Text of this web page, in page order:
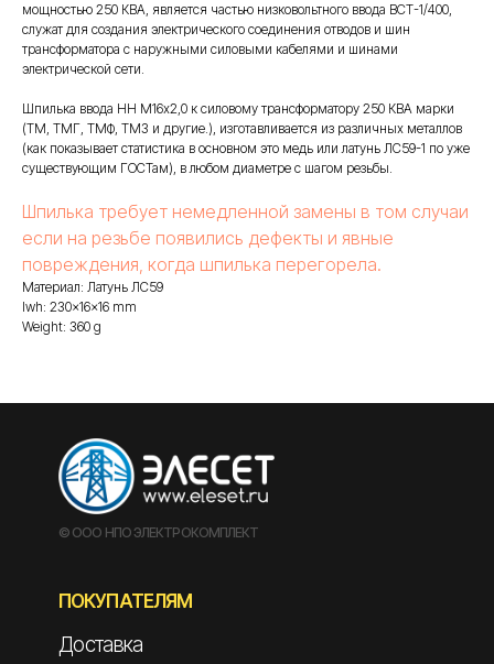
мощностью 250 КВА, является частью низковольтного ввода ВСТ-1/400,
служат для создания электрического соединения отводов и шин
трансформатора с наружными силовыми кабелями и шинами
электрической сети.
Шпилька ввода НН М16х2,0 к силовому трансформатору 250 КВА марки
(ТМ, ТМГ, ТМФ, ТМЗ и другие.), изготавливается из различных металлов
(как показывает статистика в основном это медь или латунь ЛС59-1 по уже
существующим ГОСТам), в любом диаметре с шагом резьбы.
Шпилька требует немедленной замены в том случаи
если на резьбе появились дефекты и явные
повреждения, когда шпилька перегорела.
Материал: Латунь ЛС59
lwh: 230x16x16 mm
Weight: 360 g
© ООО НПО ЭЛЕКТРОКОМПЛЕКТ
ПОКУПАТЕЛЯМ
Доставка